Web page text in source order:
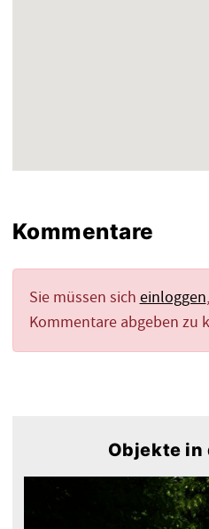
Kommentare
Sie müssen sich einloggen
Kommentare abgeben zu
Objekte in